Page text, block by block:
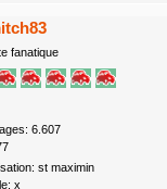
fanatique
6.607
st maximin
x